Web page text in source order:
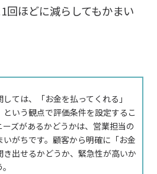
回ほどに減らしてもかまい
しては、「お金を払ってくれる」
という観点で評価条件を設定するこ
ズがあるかどうかは、営業担当の
がちです。顧客から明確に「お金
出せるかどうか、緊急性が高いか